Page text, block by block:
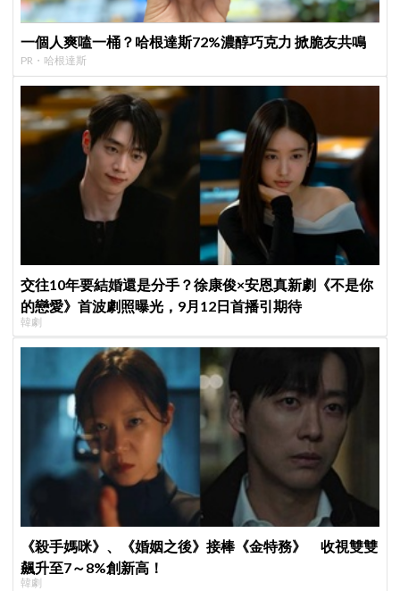
一個人爽嗑一桶？哈根達斯72%濃醇巧克力 掀脆友共鳴
PR・哈根達斯
交往10年要結婚還是分手？徐康俊×安恩真新劇《不是你
的戀愛》首波劇照曝光，9月12日首播引期待
韓劇
《殺手媽咪》、《婚姻之後》接棒《金特務》 收視雙雙
飆升至7～8%創新高！
韓劇